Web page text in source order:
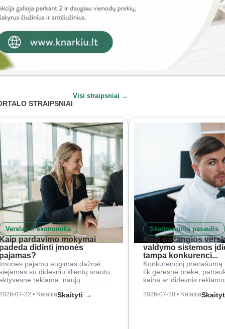
STRAIPSNIAI
Visi straipsniai →
Verslas ir ekonomika
pardavimo mokymai
didinti įmonės
pajamų augimas dažnai
su didesniu klientų srautu,
reklama, naujų…
07-22 • NatalijaSkaityti →
Skaitmeninis pasaulis
Kaip pažangios
valdymo sistemos
tampa konkurenci...
Konkurencinį pranašumą
tik geresnė prekė,
kaina ar didesnis
2026-07-20 • Natalija